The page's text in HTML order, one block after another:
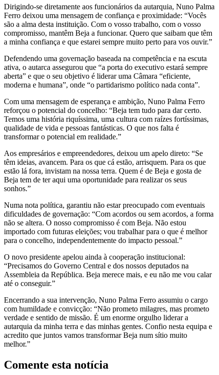
Dirigindo-se diretamente aos funcionários da autarquia, Nuno Palma
Ferro deixou uma mensagem de confiança e proximidade: “Vocês
são a alma desta instituição. Com o vosso trabalho, com o vosso
compromisso, mantêm Beja a funcionar. Quero que saibam que têm
a minha confiança e que estarei sempre muito perto para vos ouvir.”
Defendendo uma governação baseada na competência e na escuta
ativa, o autarca assegurou que “a porta do executivo estará sempre
aberta” e que o seu objetivo é liderar uma Câmara “eficiente,
moderna e humana”, onde “o partidarismo político nada conta”.
Com uma mensagem de esperança e ambição, Nuno Palma Ferro
reforçou o potencial do concelho: “Beja tem tudo para dar certo.
Temos uma história riquíssima, uma cultura com raízes fortíssimas,
qualidade de vida e pessoas fantásticas. O que nos falta é
transformar o potencial em realidade.”
Aos empresários e empreendedores, deixou um apelo direto: “Se
têm ideias, avancem. Para os que cá estão, arrisquem. Para os que
estão lá fora, invistam na nossa terra. Quem é de Beja e gosta de
Beja tem de ter aqui uma oportunidade para realizar os seus
sonhos.”
Numa nota política, garantiu não estar preocupado com eventuais
dificuldades de governação: “Com acordos ou sem acordos, a forma
não se altera. O nosso compromisso é com Beja. Não estou
importado com futuras eleições; vou trabalhar para o que é melhor
para o concelho, independentemente do impacto pessoal.”
O novo presidente apelou ainda à cooperação institucional:
“Precisamos do Governo Central e dos nossos deputados na
Assembleia da República. Beja merece mais, e eu não me vou calar
até o conseguir.”
Encerrando a sua intervenção, Nuno Palma Ferro assumiu o cargo
com humildade e convicção: “Não prometo milagres, mas prometo
verdade e sentido de missão. É um enorme orgulho liderar a
autarquia da minha terra e das minhas gentes. Confio nesta equipa e
acredito que juntos vamos transformar Beja num sítio muito
melhor.”
Comente esta notícia